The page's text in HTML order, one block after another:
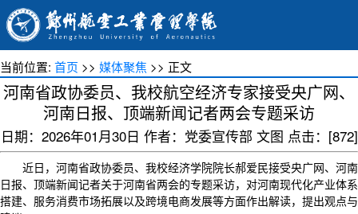
当前位置: 首页 >> 媒体聚焦 >> 正文
河南省政协委员、我校航空经济专家接受央广网、
河南日报、顶端新闻记者两会专题采访
日期：2026年01月30日 作者：党委宣传部 文图 点击：[872]
近日，河南省政协委员、我校经济学院院长郝爱民接受央广网、河南
日报、顶端新闻记者关于河南省两会的专题采访，对河南现代化产业体系
搭建、服务消费市场拓展以及跨境电商发展等方面作出解读，提出观点与